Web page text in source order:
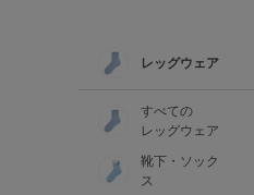
レッグウェア
すべての
レッグウェア
靴下・ソック
ス